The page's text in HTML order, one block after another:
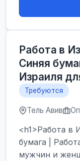
Работа в
Синяя
Израиля
Требуются
Тель Авив
<h1>Работа в
бумага |
мужчин и